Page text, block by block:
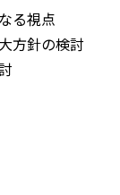
る視点
方針の検討